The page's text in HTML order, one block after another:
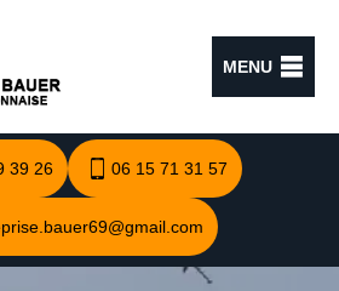
MENU
39 26 06 15 71 31 57